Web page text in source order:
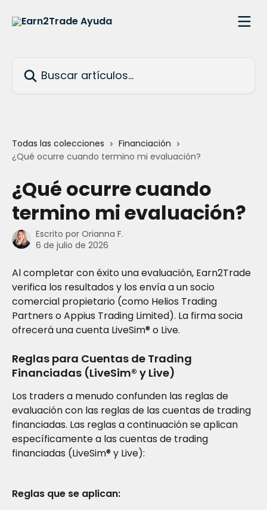
Todas las colecciones
Financiación
¿Qué ocurre cuando termino mi evaluación?
¿Qué ocurre cuando
termino mi evaluación?
Escrito por Orianna F.
6 de julio de 2026
Al completar con éxito una evaluación, Earn2Trade
verifica los resultados y los envía a un socio
comercial propietario (como Helios Trading
Partners o Appius Trading Limited). La firma socia
ofrecerá una cuenta LiveSim® o Live.
Reglas para Cuentas de Trading
Financiadas (LiveSim® y Live)
Los traders a menudo confunden las reglas de
evaluación con las reglas de las cuentas de trading
financiadas. Las reglas a continuación se aplican
específicamente a las cuentas de trading
financiadas (LiveSim® y Live):
Reglas que se aplican: